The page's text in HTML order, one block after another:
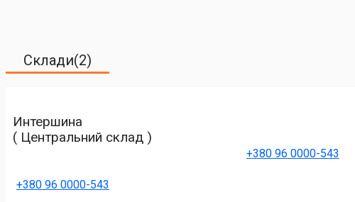
Склади(2)
Интершина
( Центральний склад )
+380 96 0000-543
+380 96 0000-543